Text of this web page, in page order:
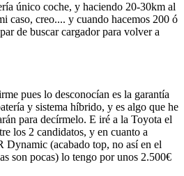
único coche, y haciendo 20-30km al
caso, creo.... y cuando hacemos 200 ó
de buscar cargador para volver a
pues lo desconocían es la garantía
y sistema híbrido, y es algo que he
para decírmelo. E iré a la Toyota el
los 2 candidatos, y en cuanto a
Dynamic (acabado top, no así en el
son pocas) lo tengo por unos 2.500€